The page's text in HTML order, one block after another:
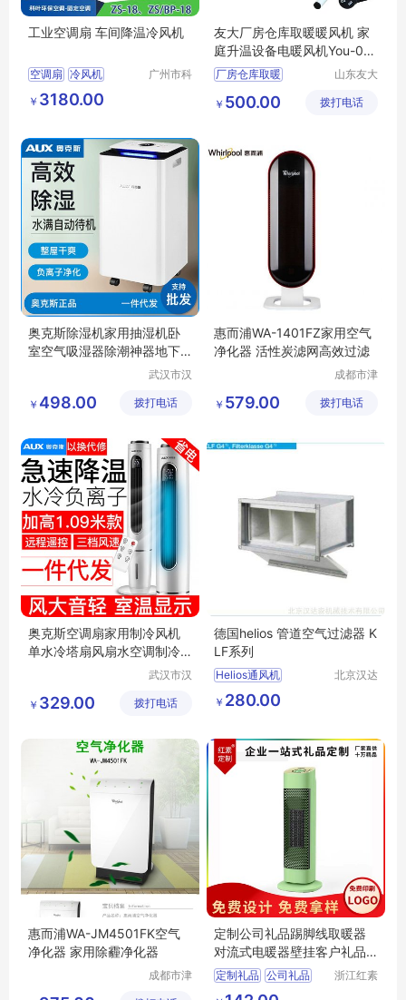
工业空调扇 车间降温冷风机
空调扇 冷风机
广州市科
￥ 3180.00
友大厂房仓库取暖暖风机 家
庭升温设备电暖风机You-00
5厂房仓库取暖
山东友大
有限公司
￥ 500.00 拨打电话
奥克斯除湿机家用抽湿机卧
室空气吸湿器除潮神器地下
武汉市汉
器销售行
￥ 498.00 拨打电话
惠而浦WA-1401FZ家用空气
净化器 活性炭滤网高效过滤
成都市津
技有限公
￥ 579.00 拨打电话
奥克斯空调扇家用制冷风机
单水冷塔扇风扇水空调制冷
武汉市汉
器销售行
￥ 329.00 拨打电话
德国helios 管道空气过滤器 K
LF系列
Helios通风机
heliosventilatoren
德国Helios
北京汉达
￥ 280.00
惠而浦WA-JM4501FK空气
净化器 家用除霾净化器
成都市津
定制公司礼品踢脚线取暖器
对流式电暖器壁挂客户礼品
小家电定制
定制礼品 公司礼品
电暖器
客户礼品
浙江红素